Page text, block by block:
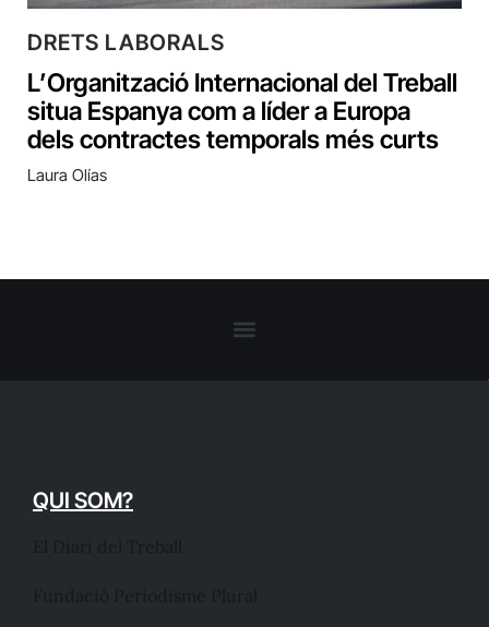
DRETS LABORALS
L’Organització Internacional del Treball
situa Espanya com a líder a Europa
dels contractes temporals més curts
Laura Olías
QUI SOM?